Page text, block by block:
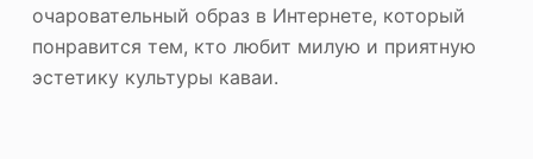
очаровательный образ в Интернете, который
понравится тем, кто любит милую и приятную
эстетику культуры каваи.